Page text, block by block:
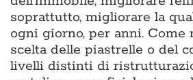
soprattutto, migliorare la
ogni giorno, per anni.
scelta delle piastrelle o del
livelli distinti di